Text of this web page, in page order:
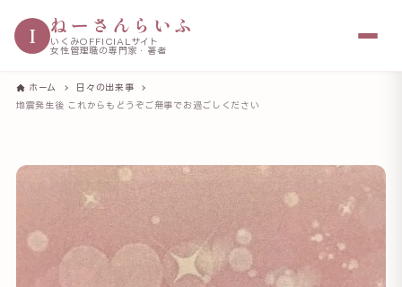
I ねーさんらいふ
いくみOFFICIALサイト
女性管理職の専門家・著者
ホーム
日々の出来事
地震発生後 これからもどうぞご無事でお過ごしください